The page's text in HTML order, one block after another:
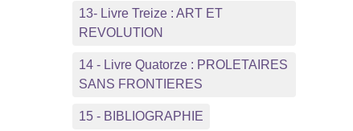
13- Livre Treize : ART ET
REVOLUTION
14 - Livre Quatorze : PROLETAIRES
SANS FRONTIERES
15 - BIBLIOGRAPHIE